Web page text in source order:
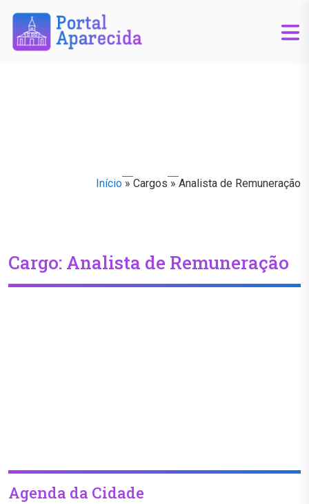
Início » Cargos » Analista de Remuneração
Cargo: Analista de Remuneração
Agenda da Cidade